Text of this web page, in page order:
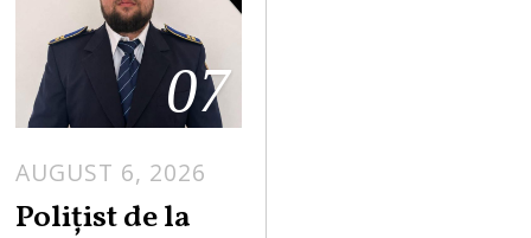
07
AUGUST 6, 2026
Polițist de la